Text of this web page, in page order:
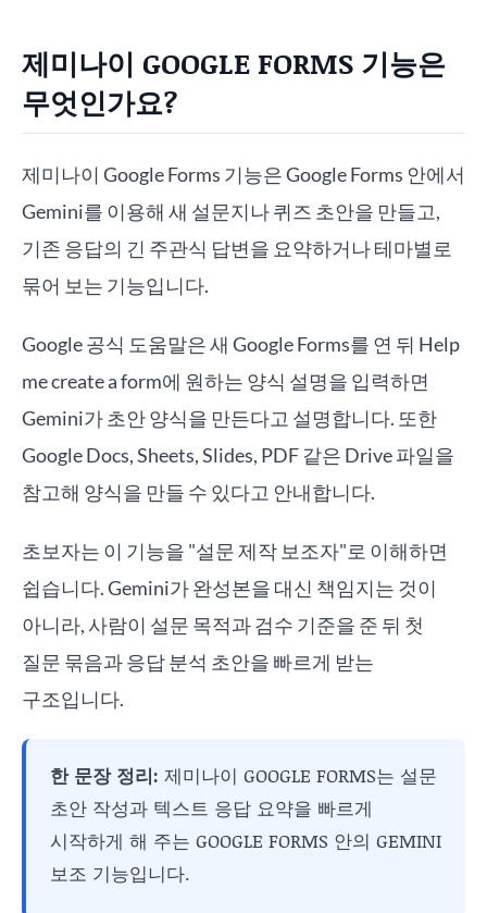
제미나이 GOOGLE FORMS 기능은
무엇인가요?
제미나이 Google Forms 기능은 Google Forms 안에서
Gemini를 이용해 새 설문지나 퀴즈 초안을 만들고,
기존 응답의 긴 주관식 답변을 요약하거나 테마별로
묶어 보는 기능입니다.
Google 공식 도움말은 새 Google Forms를 연 뒤 Help
me create a form에 원하는 양식 설명을 입력하면
Gemini가 초안 양식을 만든다고 설명합니다. 또한
Google Docs, Sheets, Slides, PDF 같은 Drive 파일을
참고해 양식을 만들 수 있다고 안내합니다.
초보자는 이 기능을 "설문 제작 보조자"로 이해하면
쉽습니다. Gemini가 완성본을 대신 책임지는 것이
아니라, 사람이 설문 목적과 검수 기준을 준 뒤 첫
질문 묶음과 응답 분석 초안을 빠르게 받는
구조입니다.
한 문장 정리: 제미나이 GOOGLE FORMS는 설문
초안 작성과 텍스트 응답 요약을 빠르게
시작하게 해 주는 GOOGLE FORMS 안의 GEMINI
보조 기능입니다.